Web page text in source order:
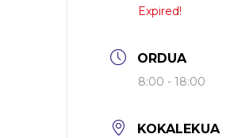
Expired!
ORDUA
8:00 - 18:00
KOKALEKUA